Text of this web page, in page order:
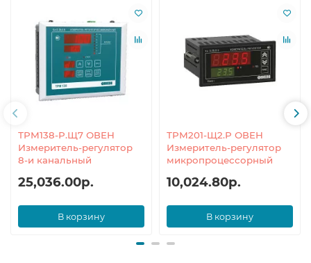
ТРМ138-Р.Щ7 ОВЕН
Измеритель-регулятор
8-и канальный
25,036.00р.
В корзину
ТРМ201-Щ2.Р ОВЕН
Измеритель-регулятор
микропроцессорный
10,024.80р.
В корзину